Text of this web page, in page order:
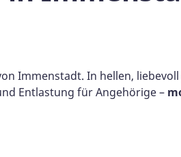
Immenstadt. In hellen,
Entlastung für Angehörige –